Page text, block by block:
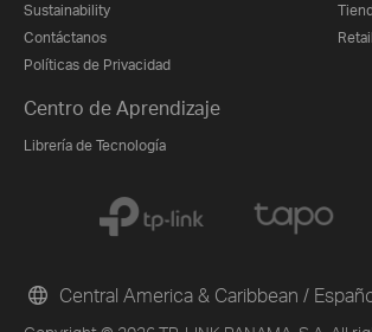
Sustainability
Contáctanos
Políticas de Privacidad
Retail
Centro de Aprendizaje
Librería de Tecnología
Central America & Caribbean /